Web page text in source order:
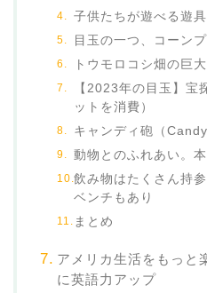
子供たちが遊べる遊
目玉の一つ、コーン
トウモロコシ畑の巨
【2023年の目玉】宝
ットを消費）
キャンディ砲（
動物とのふれあい。
飲み物はたくさん持
ベンチもあり
まとめ
アメリカ生活をもっと
に英語力アップ